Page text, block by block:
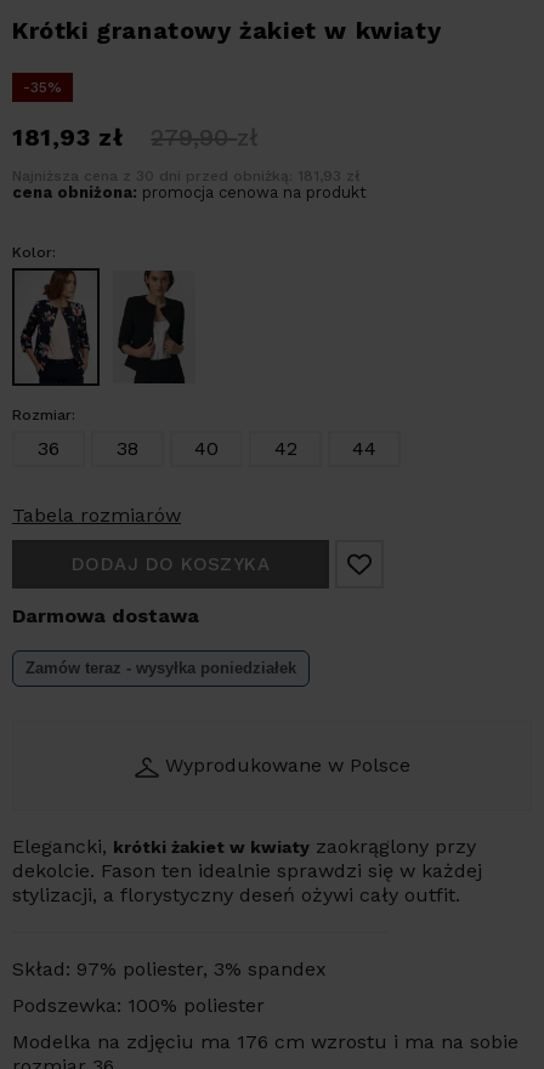
Krótki granatowy żakiet w kwiaty
-35%
181,93 zł 279,90zł
Najniższa cena z 30 dni przed obniżką: 181,93 zł
cena obniżona: promocja cenowa na produkt
Kolor:
Rozmiar:
36 38 40 42 44
Tabela rozmiarów
DODAJ DO KOSZYKA
Darmowa dostawa
Zamów teraz - wysyłka poniedziałek
Wyprodukowane w Polsce
Elegancki, krótki żakiet w kwiaty zaokrąglony przy
dekolcie. Fason ten idealnie sprawdzi się w każdej
stylizacji, a florystyczny deseń ożywi cały outfit.
Skład: 97% poliester, 3% spandex
Podszewka: 100% poliester
Modelka na zdjęciu ma 176 cm wzrostu i ma na sobie